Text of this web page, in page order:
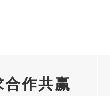
合作共赢